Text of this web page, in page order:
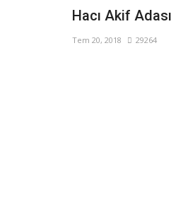
Hacı Akif Adası
Tem 20, 2018 29264